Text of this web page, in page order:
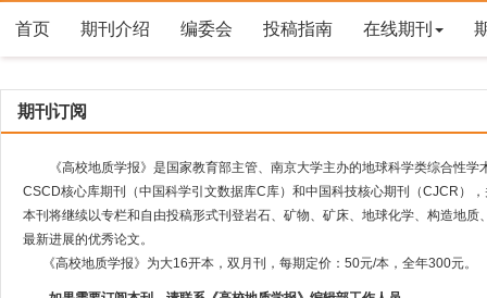
首页 期刊介绍 编委会 投稿指南 在线期刊
期刊订阅
《高校地质学报》是国家教育部主管、南京大学主办的地球科学类综合性
CSCD核心库期刊（中国科学引文数据库C库）和中国科技核心期刊（CJCR）
本刊将继续以专栏和自由投稿形式刊登岩石、矿物、矿床、地球化学、构造地
最新进展的优秀论文。
《高校地质学报》为大16开本， 双月刊，每期定价： 50元/本，全年300元。